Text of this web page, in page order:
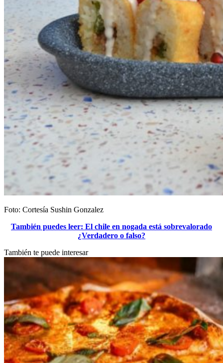
Foto: Cortesía Sushin Gonzalez
También puedes leer: El chile en nogada está sobrevalorado
¿Verdadero o falso?
También te puede interesar